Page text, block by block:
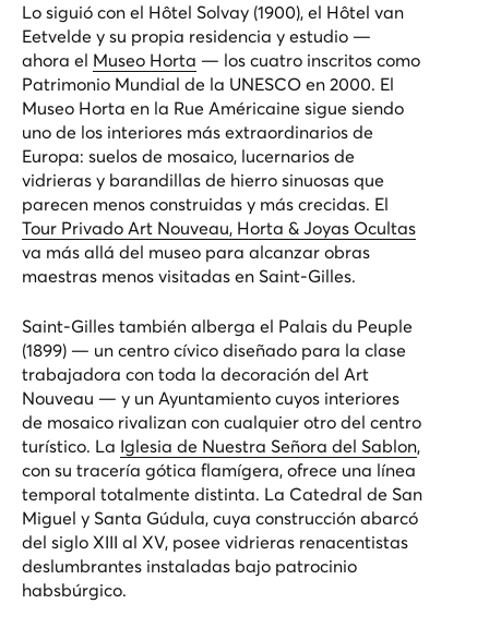
Lo siguió con el Hôtel Solvay (1900), el Hôtel van
Eetvelde y su propia residencia y estudio —
ahora el Museo Horta — los cuatro inscritos como
Patrimonio Mundial de la UNESCO en 2000. El
Museo Horta en la Rue Américaine sigue siendo
uno de los interiores más extraordinarios de
Europa: suelos de mosaico, lucernarios de
vidrieras y barandillas de hierro sinuosas que
parecen menos construidas y más crecidas. El
Tour Privado Art Nouveau, Horta & Joyas Ocultas
va más allá del museo para alcanzar obras
maestras menos visitadas en Saint-Gilles.
Saint-Gilles también alberga el Palais du Peuple
(1899) — un centro cívico diseñado para la clase
trabajadora con toda la decoración del Art
Nouveau — y un Ayuntamiento cuyos interiores
de mosaico rivalizan con cualquier otro del centro
turístico. La Iglesia de Nuestra Señora del Sablon,
con su tracería gótica flamígera, ofrece una línea
temporal totalmente distinta. La Catedral de San
Miguel y Santa Gúdula, cuya construcción abarcó
del siglo XIII al XV, posee vidrieras renacentistas
deslumbrantes instaladas bajo patrocinio
habsbúrgico.